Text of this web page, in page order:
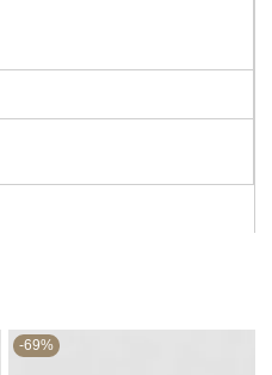
-69%